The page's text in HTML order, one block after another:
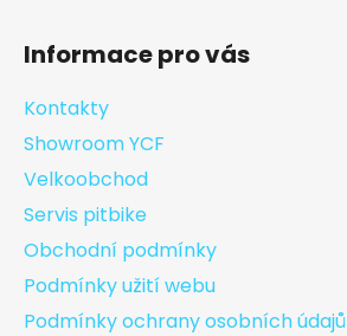
Informace pro vás
Kontakty
Showroom YCF
Velkoobchod
Servis pitbike
Obchodní podmínky
Podmínky užití webu
Podmínky ochrany osobních údajů